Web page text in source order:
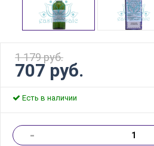
707 руб.
1 179 руб.
Есть в наличии
-